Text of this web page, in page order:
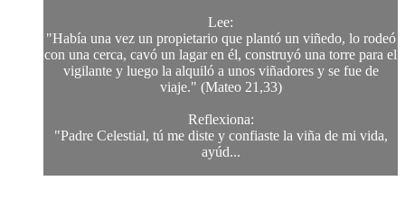
Lee:
"Había una vez un propietario que plantó un viñedo, lo rodeó
con una cerca, cavó un lagar en él, construyó una torre para el
vigilante y luego la alquiló a unos viñadores y se fue de
viaje." (Mateo 21,33)
Reflexiona:
"Padre Celestial, tú me diste y confiaste la viña de mi vida,
ayúd...